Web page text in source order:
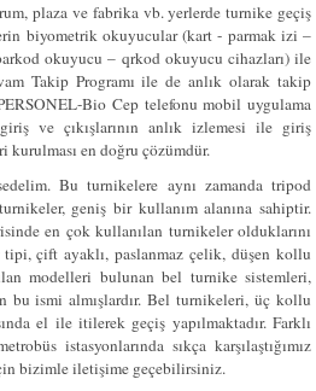
plaza ve fabrika vb. yerlerde turnike geçiş
biyometrik okuyucular (kart - parmak izi –
okuyucu – qrkod okuyucu cihazları) ile
Takip Programı ile de anlık olarak takip
Bio Cep telefonu mobil uygulama
ve çıkışlarının anlık izlemesi ile giriş
kurulması en doğru çözümdür.
Bu turnikelere aynı zamanda tripod
geniş bir kullanım alanına sahiptir.
en çok kullanılan turnikeler olduklarını
çift ayaklı, paslanmaz çelik, düşen kollu
modelleri bulunan bel turnike sistemleri,
bu ismi almışlardır. Bel turnikeleri, üç kollu
el ile itilerek geçiş yapılmaktadır. Farklı
istasyonlarında sıkça karşılaştığımız
bizimle iletişime geçebilirsiniz.